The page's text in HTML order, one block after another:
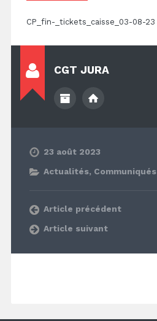
CP_fin-_tickets_caisse_03-08-23
CGT JURA
23 août 2023
Actualités, Communiqués
Article précédent
Article suivant